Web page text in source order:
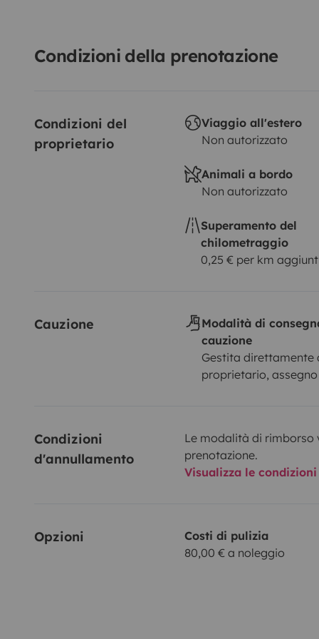
Condizioni della prenotazione
Condizioni del
proprietario
Viaggio all'estero
Non autorizzato
Animali a bordo
Non autorizzato
Superamento del
chilometraggio
0,25 € per km
Cauzione
Modalità di
cauzione
Gestita direttamente
proprietario, assegno
Condizioni
d'annullamento
Le modalità di rimborso
prenotazione.
Visualizza le condizioni
Opzioni
Costi di pulizia
80,00 € a noleggio